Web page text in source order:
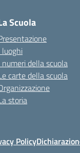
Scuola
luoghi
numeri della scuola
carte della scuola
storia
Policy